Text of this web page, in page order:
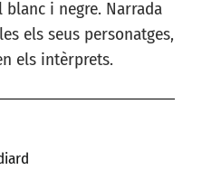
i negre. Narrada
els seus personatges,
els intèrprets.